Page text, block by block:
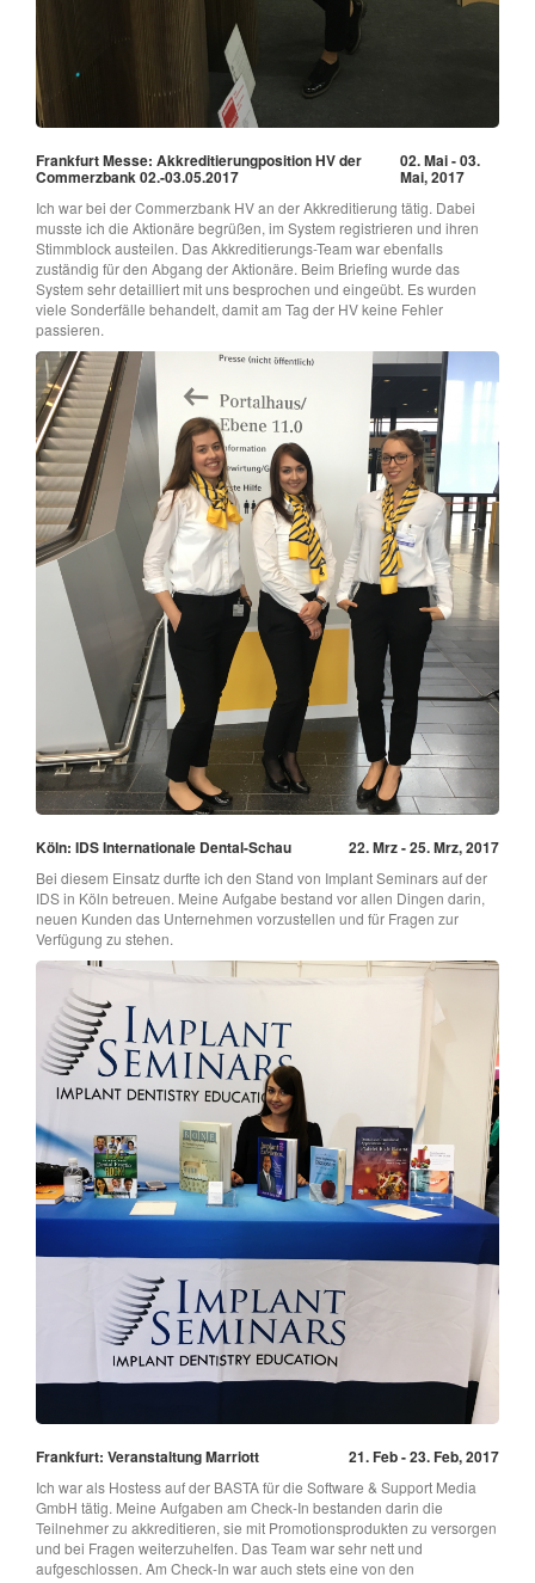
Frankfurt Messe: Akkreditierungposition HV der
Commerzbank 02.-03.05.2017
02. Mai - 03.
Mai, 2017
Ich war bei der Commerzbank HV an der Akkreditierung tätig. Dabei
musste ich die Aktionäre begrüßen, im System registrieren und ihren
Stimmblock austeilen. Das Akkreditierungs-Team war ebenfalls
zuständig für den Abgang der Aktionäre. Beim Briefing wurde das
System sehr detailliert mit uns besprochen und eingeübt. Es wurden
viele Sonderfälle behandelt, damit am Tag der HV keine Fehler
passieren.
Köln: IDS Internationale Dental-Schau 22. Mrz - 25. Mrz, 2017
Bei diesem Einsatz durfte ich den Stand von Implant Seminars auf der
IDS in Köln betreuen. Meine Aufgabe bestand vor allen Dingen darin,
neuen Kunden das Unternehmen vorzustellen und für Fragen zur
Verfügung zu stehen.
Frankfurt: Veranstaltung Marriott 21. Feb - 23. Feb, 2017
Ich war als Hostess auf der BASTA für die Software & Support Media
GmbH tätig. Meine Aufgaben am Check-In bestanden darin die
Teilnehmer zu akkreditieren, sie mit Promotionsprodukten zu versorgen
und bei Fragen weiterzuhelfen. Das Team war sehr nett und
aufgeschlossen. Am Check-In war auch stets eine von den